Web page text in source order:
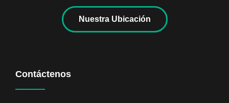
Nuestra Ubicación
Contáctenos